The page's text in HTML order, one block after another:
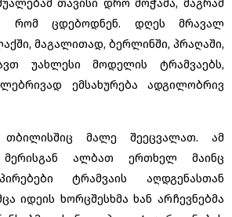
თავისი დრო მოჭამა, მაგრამ
რომ ცდებოდნენ. დღეს მრავალ
მაგალითად, ბერლინში, პრაღაში,
უახლესი მოდელის ტრამვაებს,
ემსახურება ადგილობრივ
თბილისშიც მალე შეეცვალათ. ამ
ალბათ ერთხელ მაინც
ტრამვაის აღდგენასთან
იდეის ხორცშესხმა ხან არჩევნებმა